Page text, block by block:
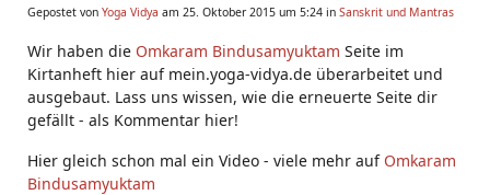
Gepostet von Yoga Vidya am 25. Oktober 2015 um 5:24 in Sanskrit und Mantras
Wir haben die Omkaram Bindusamyuktam Seite im
Kirtanheft hier auf mein.yoga-vidya.de überarbeitet und
ausgebaut. Lass uns wissen, wie die erneuerte Seite dir
gefällt - als Kommentar hier!
Hier gleich schon mal ein Video - viele mehr auf Omkaram
Bindusamyuktam